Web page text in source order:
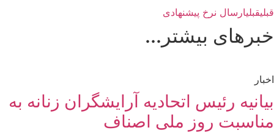
قبلیقبلیارسال نرخ پیشنهادی
خبرهای بیشتر...
اخبار
بیانیه رئیس اتحادیه آرایشگران زنانه به
مناسبت روز ملی اصناف